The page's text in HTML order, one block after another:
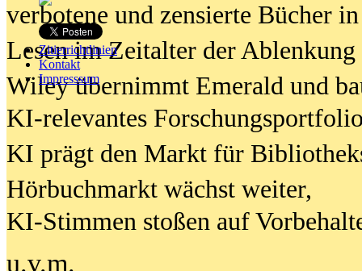
Zitierrichtlinien
Kontakt
Impresssum
verbotene und zensierte Bücher
Lesen im Zeitalter der Ablenkung
Wiley übernimmt Emerald und
KI-relevantes
KI prägt den Markt für
Hörbuchmarkt wächst weiter,
KI-Stimmen stoßen auf
u.v.m.